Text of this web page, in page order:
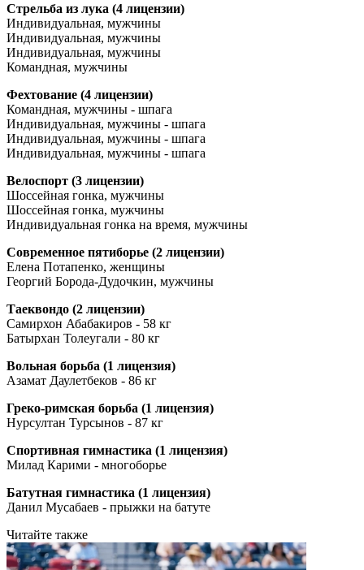
Стрельба из лука (4 лицензии)
Индивидуальная, мужчины
Индивидуальная, мужчины
Индивидуальная, мужчины
Командная, мужчины
Фехтование (4 лицензии)
Командная, мужчины - шпага
Индивидуальная, мужчины - шпага
Индивидуальная, мужчины - шпага
Индивидуальная, мужчины - шпага
Велоспорт (3 лицензии)
Шоссейная гонка, мужчины
Шоссейная гонка, мужчины
Индивидуальная гонка на время, мужчины
Современное пятиборье (2 лицензии)
Елена Потапенко, женщины
Георгий Борода-Дудочкин, мужчины
Таеквондо (2 лицензии)
Самирхон Абабакиров - 58 кг
Батырхан Толеугали - 80 кг
Вольная борьба (1 лицензия)
Азамат Даулетбеков - 86 кг
Греко-римская борьба (1 лицензия)
Нурсултан Турсынов - 87 кг
Спортивная гимнастика (1 лицензия)
Милад Карими - многоборье
Батутная гимнастика (1 лицензия)
Данил Мусабаев - прыжки на батуте
Читайте также